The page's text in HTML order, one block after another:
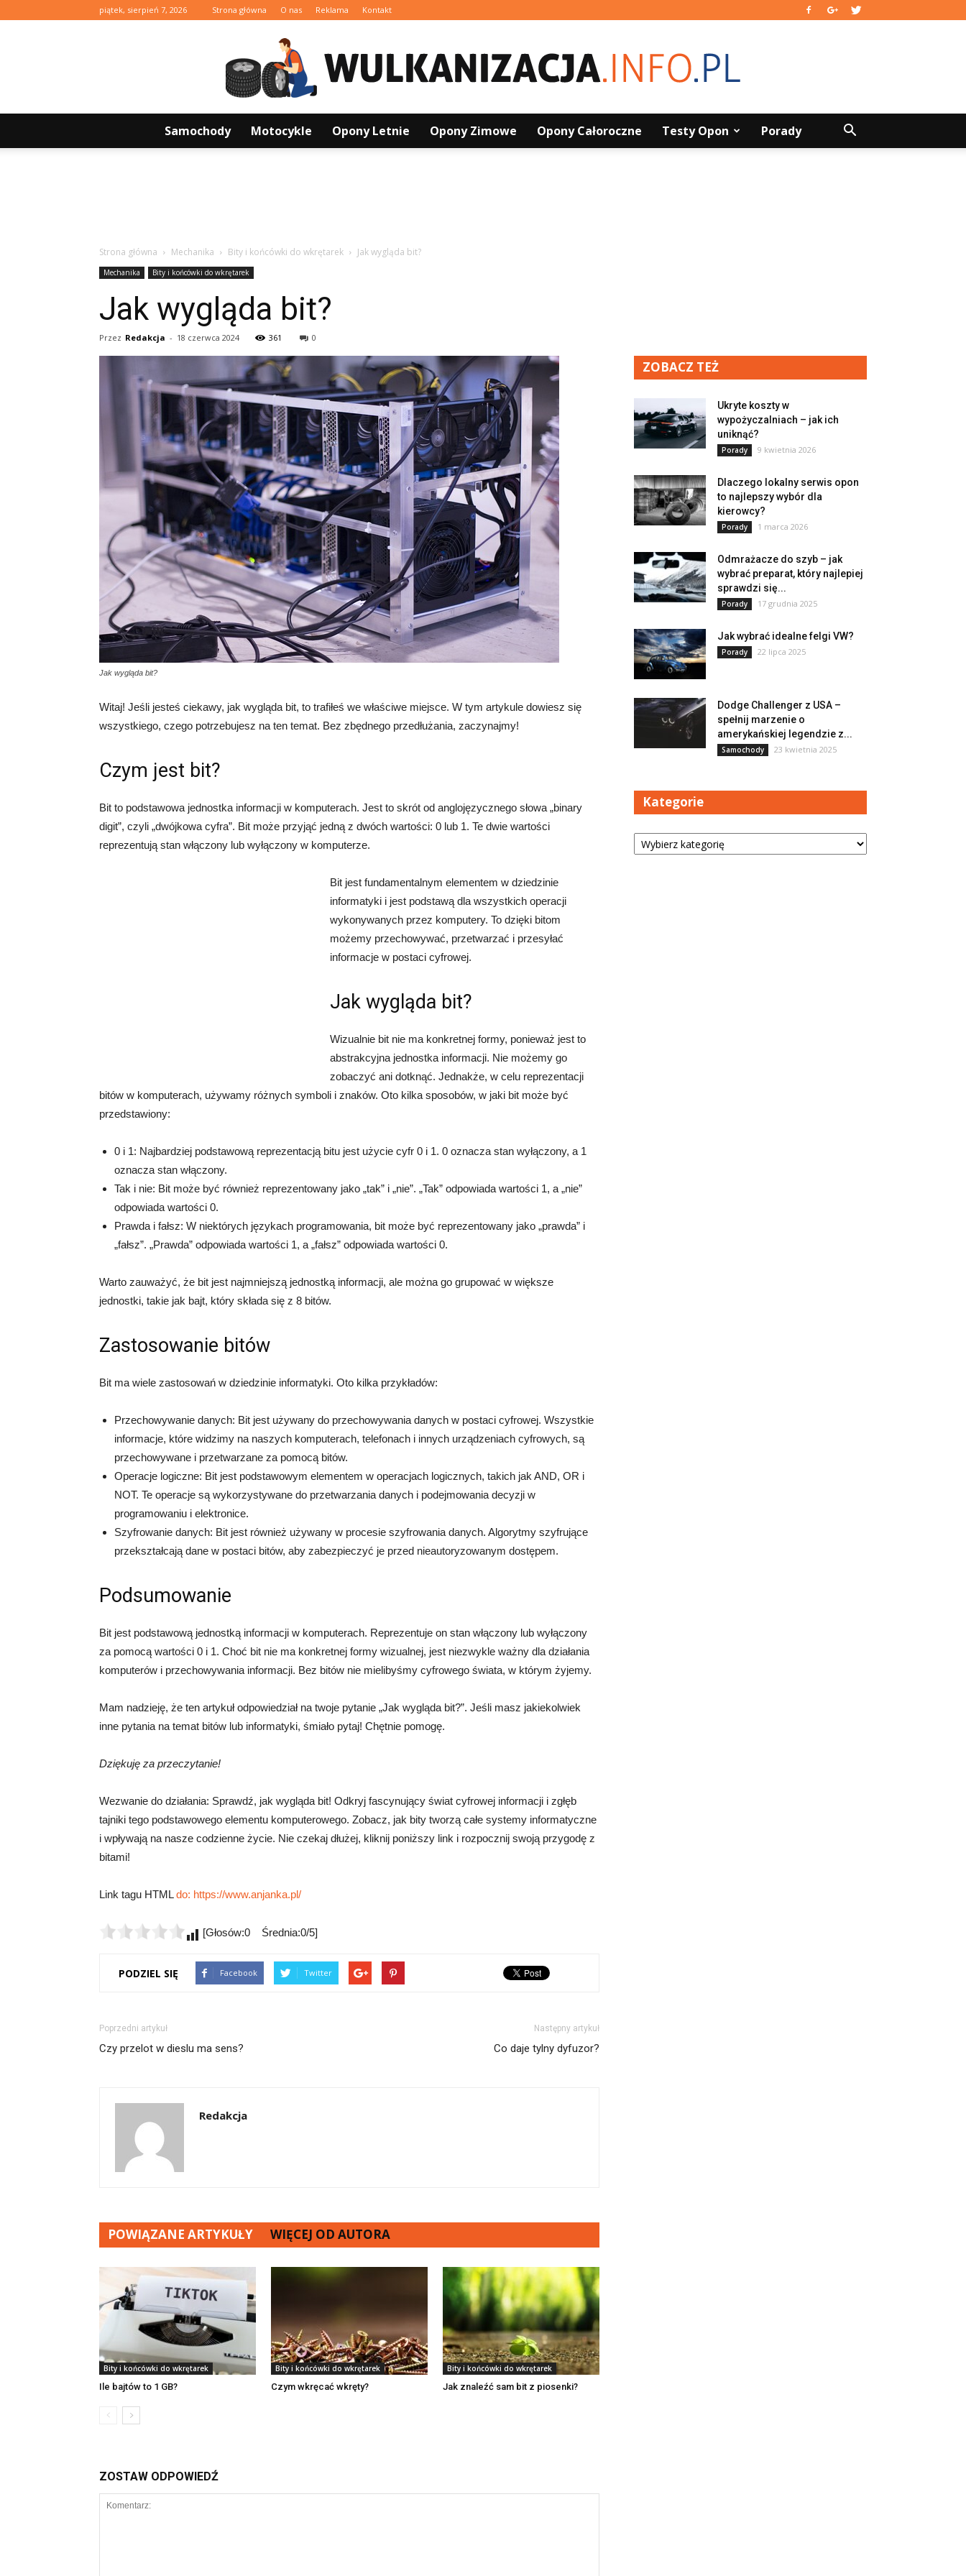
piątek, sierpień 7, 2026 Strona główna O nas Reklama Kontakt
Samochody Motocykle Opony Letnie Opony Zimowe Opony Całoroczne Testy Opon Porady
Strona główna Mechanika Bity i końcówki do wkrętarek Jak wygląda bit?
Mechanika Bity i końcówki do wkrętarek
Jak wygląda bit?
Przez Redakcja - 18 czerwca 2024 361 0
Jak wygląda bit?
Witaj! Jeśli jesteś ciekawy, jak wygląda bit, to trafiłeś we właściwe miejsce. W tym artykule dowiesz się
wszystkiego, czego potrzebujesz na ten temat. Bez zbędnego przedłużania, zaczynajmy!
Czym jest bit?
Bit to podstawowa jednostka informacji w komputerach. Jest to skrót od anglojęzycznego słowa „binary
digit”, czyli „dwójkowa cyfra”. Bit może przyjąć jedną z dwóch wartości: 0 lub 1. Te dwie wartości
reprezentują stan włączony lub wyłączony w komputerze.
Bit jest fundamentalnym elementem w dziedzinie
informatyki i jest podstawą dla wszystkich operacji
wykonywanych przez komputery. To dzięki bitom
możemy przechowywać, przetwarzać i przesyłać
informacje w postaci cyfrowej.
Jak wygląda bit?
Wizualnie bit nie ma konkretnej formy, ponieważ jest to
abstrakcyjna jednostka informacji. Nie możemy go
zobaczyć ani dotknąć. Jednakże, w celu reprezentacji
bitów w komputerach, używamy różnych symboli i znaków. Oto kilka sposobów, w jaki bit może być
przedstawiony:
0 i 1: Najbardziej podstawową reprezentacją bitu jest użycie cyfr 0 i 1. 0 oznacza stan wyłączony, a 1
oznacza stan włączony.
Tak i nie: Bit może być również reprezentowany jako „tak” i „nie”. „Tak” odpowiada wartości 1, a „nie”
odpowiada wartości 0.
Prawda i fałsz: W niektórych językach programowania, bit może być reprezentowany jako „prawda” i
„fałsz”. „Prawda” odpowiada wartości 1, a „fałsz” odpowiada wartości 0.
Warto zauważyć, że bit jest najmniejszą jednostką informacji, ale można go grupować w większe
jednostki, takie jak bajt, który składa się z 8 bitów.
Zastosowanie bitów
Bit ma wiele zastosowań w dziedzinie informatyki. Oto kilka przykładów:
Przechowywanie danych: Bit jest używany do przechowywania danych w postaci cyfrowej. Wszystkie
informacje, które widzimy na naszych komputerach, telefonach i innych urządzeniach cyfrowych, są
przechowywane i przetwarzane za pomocą bitów.
Operacje logiczne: Bit jest podstawowym elementem w operacjach logicznych, takich jak AND, OR i
NOT. Te operacje są wykorzystywane do przetwarzania danych i podejmowania decyzji w
programowaniu i elektronice.
Szyfrowanie danych: Bit jest również używany w procesie szyfrowania danych. Algorytmy szyfrujące
przekształcają dane w postaci bitów, aby zabezpieczyć je przed nieautoryzowanym dostępem.
Podsumowanie
Bit jest podstawową jednostką informacji w komputerach. Reprezentuje on stan włączony lub wyłączony
za pomocą wartości 0 i 1. Choć bit nie ma konkretnej formy wizualnej, jest niezwykle ważny dla działania
komputerów i przechowywania informacji. Bez bitów nie mielibyśmy cyfrowego świata, w którym żyjemy.
Mam nadzieję, że ten artykuł odpowiedział na twoje pytanie „Jak wygląda bit?”. Jeśli masz jakiekolwiek
inne pytania na temat bitów lub informatyki, śmiało pytaj! Chętnie pomogę.
Dziękuję za przeczytanie!
Wezwanie do działania: Sprawdź, jak wygląda bit! Odkryj fascynujący świat cyfrowej informacji i zgłęb
tajniki tego podstawowego elementu komputerowego. Zobacz, jak bity tworzą całe systemy informatyczne
i wpływają na nasze codzienne życie. Nie czekaj dłużej, kliknij poniższy link i rozpocznij swoją przygodę z
bitami!
Link tagu HTMLdo: https://www.anjanka.pl/
[Głosów:0 Średnia:0/5]
PODZIEL SIĘ Facebook Twitter
Poprzedni artykuł
Czy przelot w dieslu ma sens?
Następny artykuł
Co daje tylny dyfuzor?
Redakcja
POWIĄZANE ARTYKUŁY WIĘCEJ OD AUTORA
Bity i końcówki do wkrętarek
Ile bajtów to 1 GB?
Bity i końcówki do wkrętarek
Czym wkręcać wkręty?
Bity i końcówki do wkrętarek
Jak znaleźć sam bit z piosenki?
ZOSTAW ODPOWIEDŹ
ZOBACZ TEŻ
Ukryte koszty w
wypożyczalniach – jak ich
uniknąć?
Porady 9 kwietnia 2026
Dlaczego lokalny serwis opon
to najlepszy wybór dla
kierowcy?
Porady 1 marca 2026
Odmrażacze do szyb – jak
wybrać preparat, który najlepiej
sprawdzi się...
Porady 17 grudnia 2025
Jak wybrać idealne felgi VW?
Porady 22 lipca 2025
Dodge Challenger z USA –
spełnij marzenie o
amerykańskiej legendzie z...
Samochody 23 kwietnia 2025
Kategorie
Kategorie